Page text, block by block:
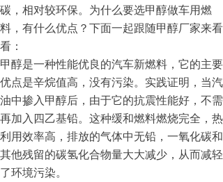
联系我们
碳，相对较环保。为什么要选甲醇做车用燃
料，有什么优点？下面一起跟随甲醇厂家来看
看：
甲醇是一种性能优良的汽车新燃料，它的主要
优点是辛烷值高，没有污染。实践证明，当汽
油中掺入甲醇后，由于它的抗震性能好，不需
再加入四乙基铅。这种缓和燃料燃烧完全，热
利用效率高，排放的气体中无铅，一氧化碳和
其他残留的碳氢化合物量大大减少，从而减轻
了环境污染。